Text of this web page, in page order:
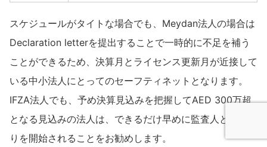
スケジュールがタイトな場合でも、Meydan法人の場合は
Declaration letterを提出することで一時的に不足を補う
ことができるため、決算月とライセンス更新月が近接して
いる中小法人にとってのセーフティネットとなります。
IFZA法人でも、予め決算見込みを把握してAED 300万超
となる見込みの法人は、できるだけ早めに監査人とやり取
りを開始されることをお勧めします。